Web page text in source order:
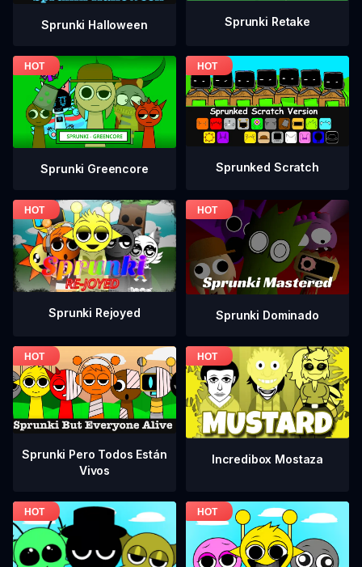
Sprunki Halloween Sprunki Retake
Sprunki Greencore Sprunked Scratch
Sprunki Rejoyed Sprunki Dominado
Sprunki Pero Todos Están
Vivos
Incredibox Mostaza